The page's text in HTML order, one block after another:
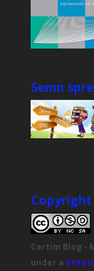
Semn
Copyright
Cartim Blog -
under a